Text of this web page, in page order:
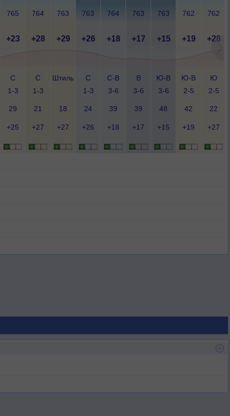
765 764 763 763 764 763 763 762 762
+23 +28 +29 +26 +18 +17 +15 +19 +28
С
1-3
С
1-3
Штиль
С
1-3
С-В
3-6
В
3-6
Ю-В
3-6
Ю-В
2-5
Ю
2-5
29 21 18 24 39 39 48 42 22
+25 +27 +27 +26 +18 +17 +15 +19 +27